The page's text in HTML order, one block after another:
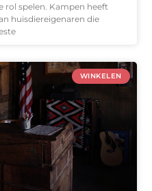
rol spelen. Kampen heeft
huisdiereigenaren die
WINKELEN